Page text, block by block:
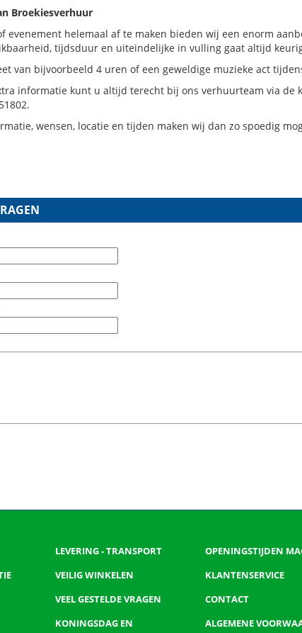
Broekiesverhuur
evenement helemaal af te maken bieden wij een enorm
tijdsduur en uiteindelijke in vulling gaat altijd
van bijvoorbeeld 4 uren of een geweldige muzieke act
informatie kunt u altijd terecht bij ons verhuurteam via
wensen, locatie en tijden maken wij dan zo spoedig
LEVERING - TRANSPORT
VEILIG WINKELEN
VEEL GESTELDE VRAGEN
KONINGSDAG EN
OPENINGSTIJDEN
KLANTENSERVICE
CONTACT
ALGEMENE